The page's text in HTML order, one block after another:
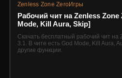
Zenless Zone ZeroИгры
Рабочий чит на Zenless Zone
Mode, Kill Aura, Skip]
Скачать бесплатный рабочий чит на
3.1. В чите есть God Mode, Kill Aura,
другие функции.